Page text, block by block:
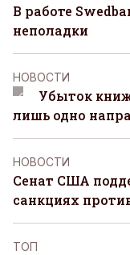
В работе
неполадки
НОВОСТИ
Убыток
лишь одно
НОВОСТИ
Сенат США
санкциях
ТОП